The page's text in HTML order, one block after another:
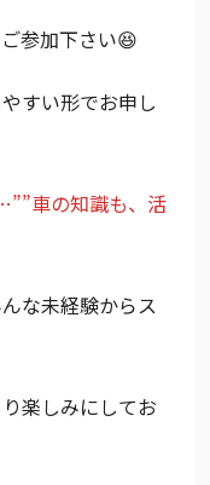
参加下さい😆
すい形でお申し
車の知識も、活
な未経験からス
楽しみにしてお